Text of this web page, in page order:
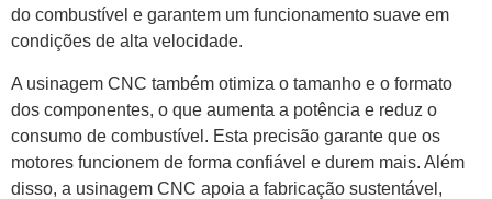
do combustível e garantem um funcionamento suave em
condições de alta velocidade.
A usinagem CNC também otimiza o tamanho e o formato
dos componentes, o que aumenta a potência e reduz o
consumo de combustível. Esta precisão garante que os
motores funcionem de forma confiável e durem mais. Além
disso, a usinagem CNC apoia a fabricação sustentável,